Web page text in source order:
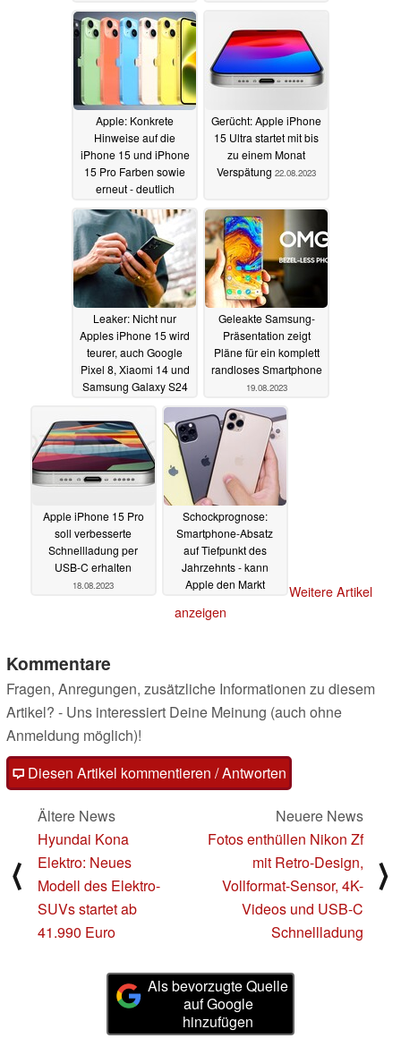
Apple: Konkrete
Hinweise auf die
iPhone 15 und iPhone
15 Pro Farben sowie
erneut - deutlich
23.08.2023
Gerücht: Apple iPhone
15 Ultra startet mit bis
zu einem Monat
Verspätung 22.08.2023
Leaker: Nicht nur
Apples iPhone 15 wird
teurer, auch Google
Pixel 8, Xiaomi 14 und
Samsung Galaxy S24
Geleakte Samsung-
Präsentation zeigt
Pläne für ein komplett
randloses Smartphone
19.08.2023
Apple iPhone 15 Pro
soll verbesserte
Schnellladung per
USB-C erhalten
18.08.2023
Schockprognose:
Smartphone-Absatz
auf Tiefpunkt des
Jahrzehnts - kann
Apple den Markt
Weitere Artikel
anzeigen
Kommentare
Fragen, Anregungen, zusätzliche Informationen zu diesem
Artikel? - Uns interessiert Deine Meinung (auch ohne
Anmeldung möglich)!
Diesen Artikel kommentieren / Antworten
⟨
Ältere News
Hyundai Kona
Elektro: Neues
Modell des Elektro-
SUVs startet ab
41.990 Euro
Neuere News
Fotos enthüllen Nikon Zf
mit Retro-Design,
Vollformat-Sensor, 4K-
Videos und USB-C
Schnellladung
⟩
Als bevorzugte Quelle
auf Google
hinzufügen